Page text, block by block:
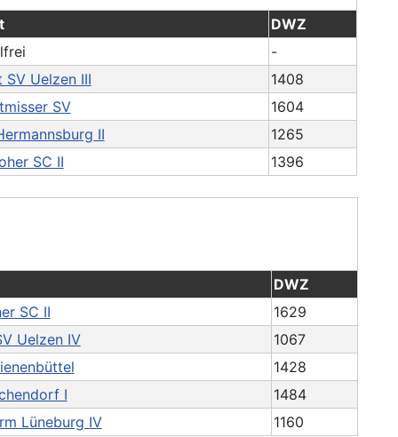
DWZ
-
SV Uelzen III
1408
SV
1604
II
1265
SC II
1396
DWZ
SC II
1629
Uelzen IV
1067
1428
I
1484
Lüneburg IV
1160